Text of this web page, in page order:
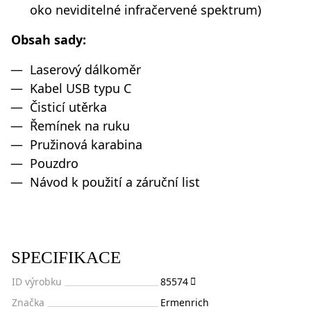
oko neviditelné infračervené spektrum)
Obsah sady:
Laserový dálkoměr
Kabel USB typu C
Čisticí utěrka
Řemínek na ruku
Pružinová karabina
Pouzdro
Návod k použití a záruční list
SPECIFIKACE
ID výrobku
85574
Značka
Ermenrich